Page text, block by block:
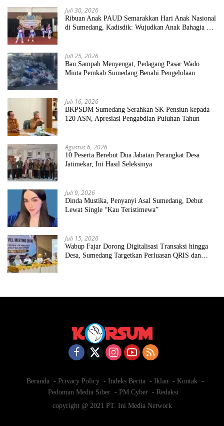
Juli 30, 2026
Ribuan Anak PAUD Semarakkan Hari Anak Nasional
di Sumedang, Kadisdik: Wujudkan Anak Bahagia dan
Juli 25, 2026
Bau Sampah Menyengat, Pedagang Pasar Wado
Minta Pemkab Sumedang Benahi Pengelolaan
Juli 16, 2026
BKPSDM Sumedang Serahkan SK Pensiun kepada
120 ASN, Apresiasi Pengabdian Puluhan Tahun
Agustus 6, 2026
10 Peserta Berebut Dua Jabatan Perangkat Desa
Jatimekar, Ini Hasil Seleksinya
Juli 9, 2026
Dinda Mustika, Penyanyi Asal Sumedang, Debut
Lewat Single “Kau Teristimewa”
Juli 15, 2026
Wabup Fajar Dorong Digitalisasi Transaksi hingga
Desa, Sumedang Targetkan Perluasan QRIS dan
Beranda Privacy Policy Indeks Berita Iklan
Kontak
Pedoman Media Siber
PM Cyber
Redaksi
copyright @ 2021 PT. Ini Media Network